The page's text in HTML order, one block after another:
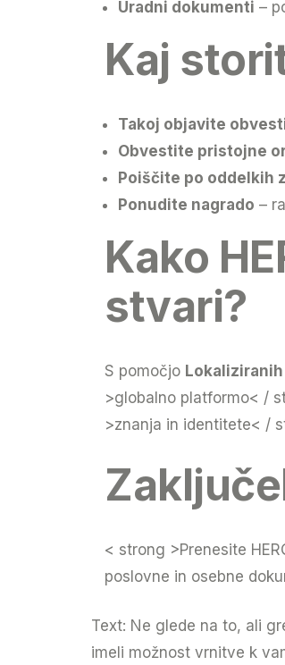
Uradni dokumenti –
Kaj
Takoj objavite
Obvestite pristojne
Poiščite po oddelkih
Ponudite nagrado –
Kako
stvari?
S pomočjo Lokaliziranih
>globalno platformo< /
>znanja in identitete< /
< strong >Prenesite
poslovne in osebne
Text: Ne glede na to, ali
imeli možnost vrnitve k